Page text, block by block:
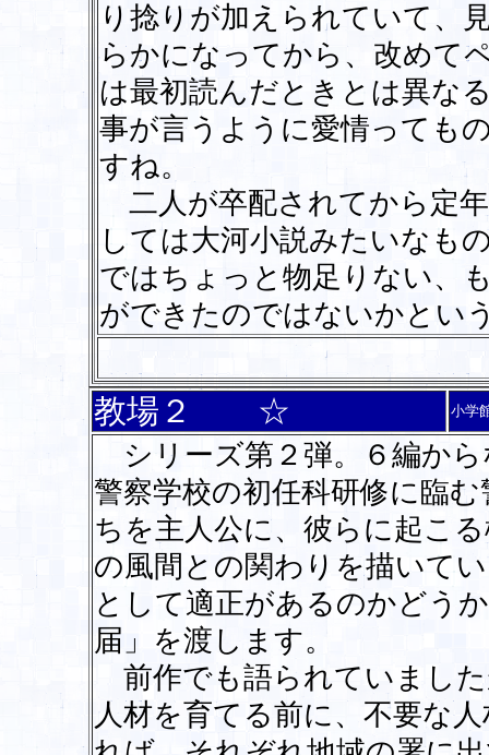
り捻りが加えられていて、
らかになってから、改めて
は最初読んだときとは異な
事が言うように愛情っても
すね。
二人が卒配されてから定
しては大河小説みたいなも
ではちょっと物足りない、
ができたのではないかとい
教場２ ☆ 小学
シリーズ第２弾。６編から
警察学校の初任科研修に臨
ちを主人公に、彼らに起こ
の風間との関わりを描いて
として適正があるのかどう
届」を渡します。
前作でも語られていまし
人材を育てる前に、不要な